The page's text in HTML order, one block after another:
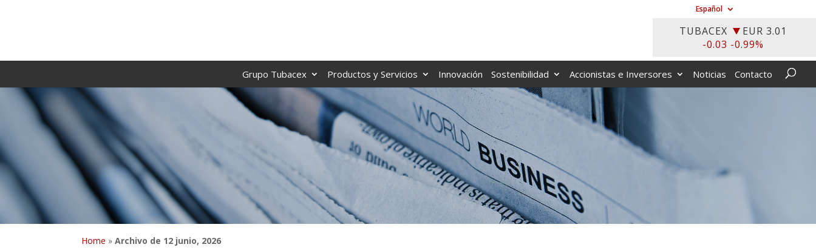
Español
Grupo Tubacex Productos y Servicios Innovación Sostenibilidad Accionistas e Inversores Noticias Contacto
Home »Archivo de 12 junio, 2026